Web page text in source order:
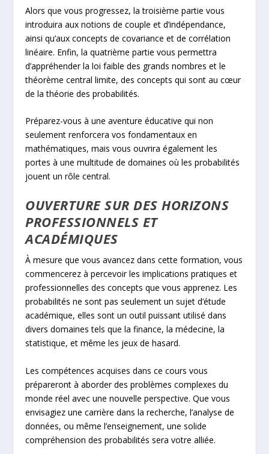
Alors que vous progressez, la troisième partie vous
introduira aux notions de couple et d’indépendance,
ainsi qu’aux concepts de covariance et de corrélation
linéaire. Enfin, la quatrième partie vous permettra
d’appréhender la loi faible des grands nombres et le
théorème central limite, des concepts qui sont au cœur
de la théorie des probabilités.
Préparez-vous à une aventure éducative qui non
seulement renforcera vos fondamentaux en
mathématiques, mais vous ouvrira également les
portes à une multitude de domaines où les probabilités
jouent un rôle central.
OUVERTURE SUR DES HORIZONS
PROFESSIONNELS ET
ACADÉMIQUES
À mesure que vous avancez dans cette formation, vous
commencerez à percevoir les implications pratiques et
professionnelles des concepts que vous apprenez. Les
probabilités ne sont pas seulement un sujet d’étude
académique, elles sont un outil puissant utilisé dans
divers domaines tels que la finance, la médecine, la
statistique, et même les jeux de hasard.
Les compétences acquises dans ce cours vous
prépareront à aborder des problèmes complexes du
monde réel avec une nouvelle perspective. Que vous
envisagiez une carrière dans la recherche, l’analyse de
données, ou même l’enseignement, une solide
compréhension des probabilités sera votre alliée.